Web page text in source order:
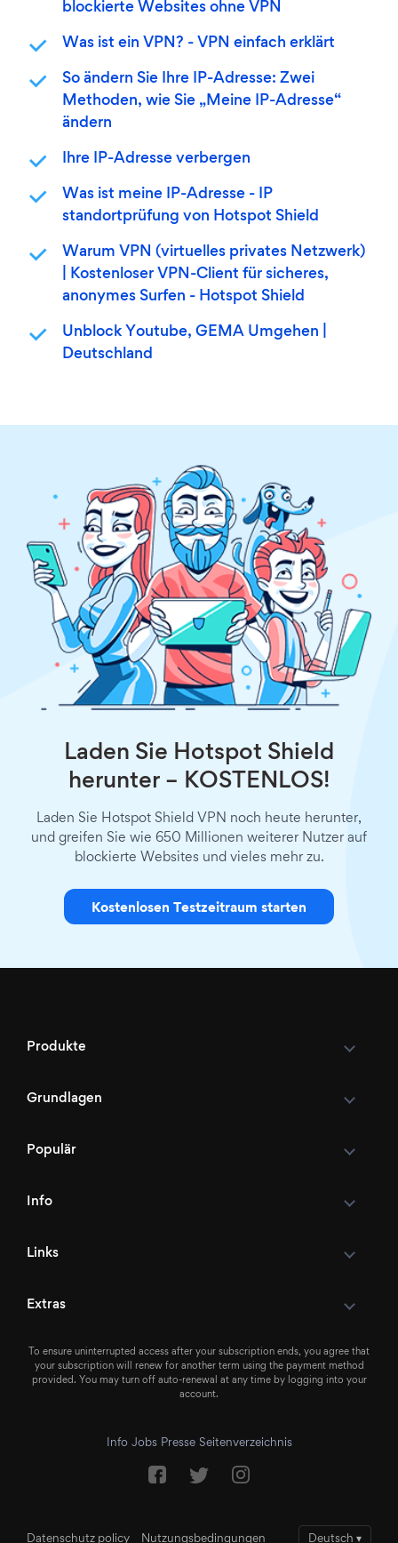
blockierte Websites ohne VPN
Was ist ein VPN? - VPN einfach erklärt
So ändern Sie Ihre IP-Adresse: Zwei
Methoden, wie Sie „Meine IP-Adresse“
ändern
Ihre IP-Adresse verbergen
Was ist meine IP-Adresse - IP
standortprüfung von Hotspot Shield
Warum VPN (virtuelles privates Netzwerk)
| Kostenloser VPN-Client für sicheres,
anonymes Surfen - Hotspot Shield
Unblock Youtube, GEMA Umgehen |
Deutschland
Laden Sie Hotspot Shield
herunter – KOSTENLOS!
Laden Sie Hotspot Shield VPN noch heute herunter,
und greifen Sie wie 650 Millionen weiterer Nutzer auf
blockierte Websites und vieles mehr zu.
Kostenlosen Testzeitraum starten
Produkte
Grundlagen
Populär
Info
Links
Extras
To ensure uninterrupted access after your subscription ends, you agree that
your subscription will renew for another term using the payment method
provided. You may turn off auto-renewal at any time by logging into your
account.
Info Jobs Presse Seitenverzeichnis
Datenschutz policy Nutzungsbedingungen Deutsch ▾